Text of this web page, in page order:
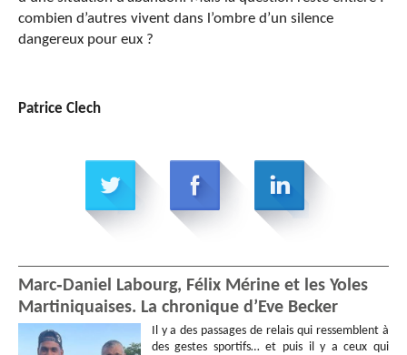
combien d’autres vivent dans l’ombre d’un silence
dangereux pour eux ?
Patrice Clech
Marc‑Daniel Labourg, Félix Mérine et les Yoles
Martiniquaises. La chronique d’Eve Becker
Il y a des passages de relais qui ressemblent à
des gestes sportifs… et puis il y a ceux qui